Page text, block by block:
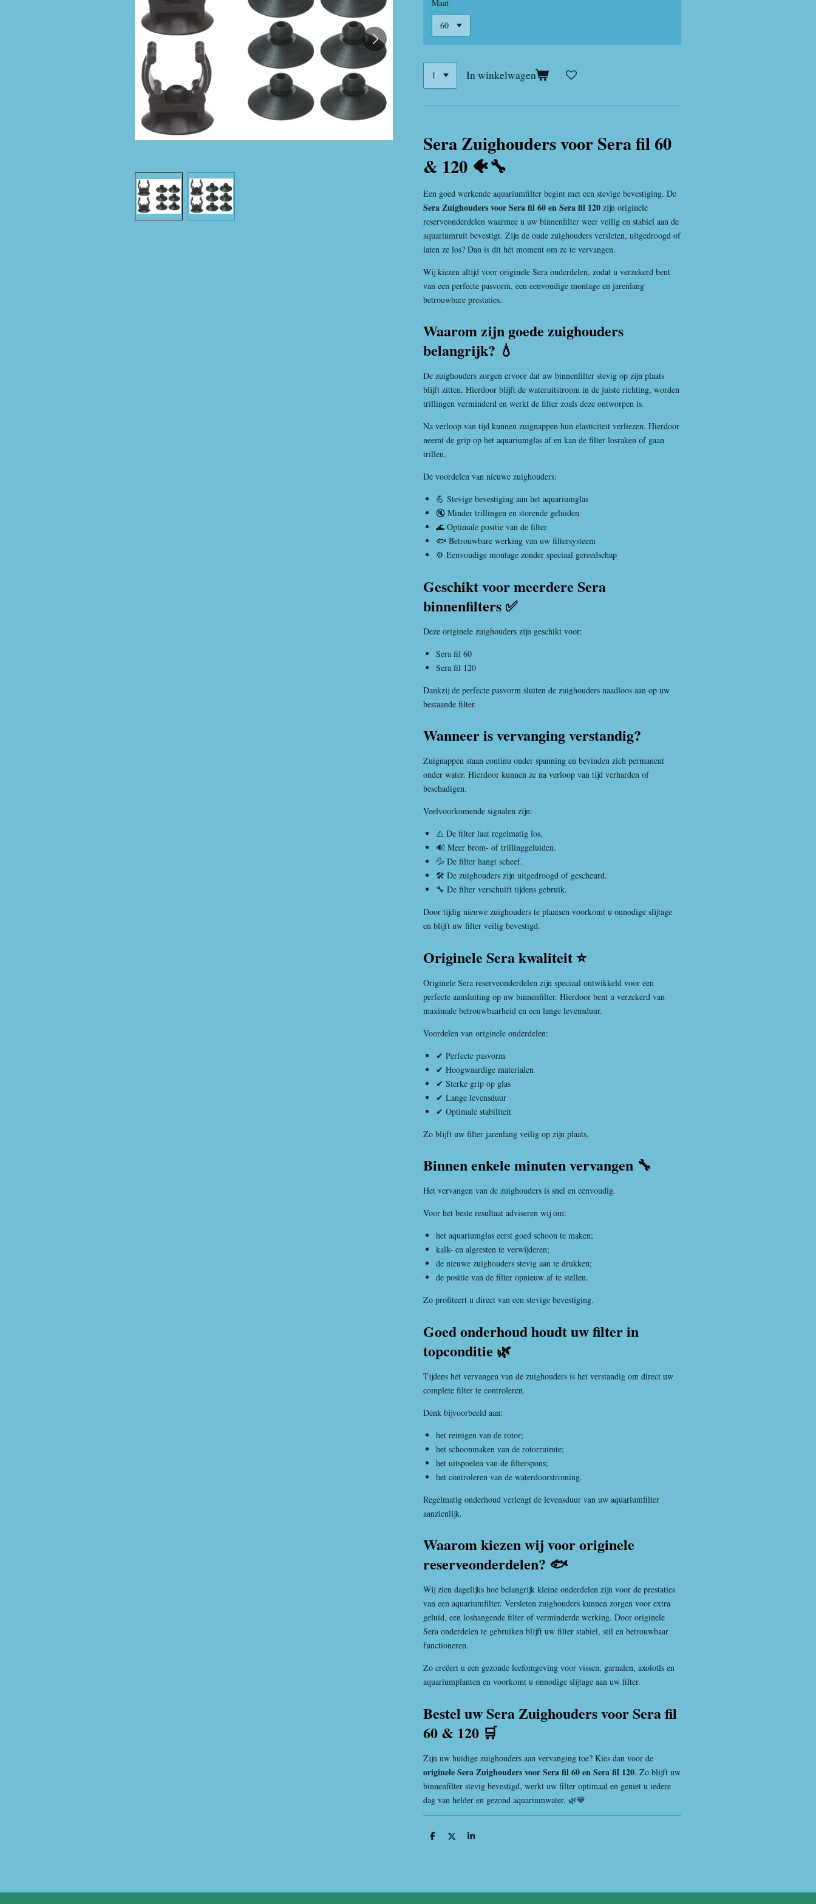
Maat
In winkelwagen
Sera Zuighouders voor Sera fil 60
& 120 🐠🔧
Een goed werkende aquariumfilter begint met een stevige bevestiging. De
Sera Zuighouders voor Sera fil 60 en Sera fil 120 zijn originele
reserveonderdelen waarmee u uw binnenfilter weer veilig en stabiel aan de
aquariumruit bevestigt. Zijn de oude zuighouders versleten, uitgedroogd of
laten ze los? Dan is dit hét moment om ze te vervangen.
Wij kiezen altijd voor originele Sera onderdelen, zodat u verzekerd bent
van een perfecte pasvorm, een eenvoudige montage en jarenlang
betrouwbare prestaties.
Waarom zijn goede zuighouders
belangrijk? 💧
De zuighouders zorgen ervoor dat uw binnenfilter stevig op zijn plaats
blijft zitten. Hierdoor blijft de wateruitstroom in de juiste richting, worden
trillingen verminderd en werkt de filter zoals deze ontworpen is.
Na verloop van tijd kunnen zuignappen hun elasticiteit verliezen. Hierdoor
neemt de grip op het aquariumglas af en kan de filter losraken of gaan
trillen.
De voordelen van nieuwe zuighouders:
💪 Stevige bevestiging aan het aquariumglas
🔇 Minder trillingen en storende geluiden
🌊 Optimale positie van de filter
🐟 Betrouwbare werking van uw filtersysteem
⚙️ Eenvoudige montage zonder speciaal gereedschap
Geschikt voor meerdere Sera
binnenfilters ✅
Deze originele zuighouders zijn geschikt voor:
Sera fil 60
Sera fil 120
Dankzij de perfecte pasvorm sluiten de zuighouders naadloos aan op uw
bestaande filter.
Wanneer is vervanging verstandig?
Zuignappen staan continu onder spanning en bevinden zich permanent
onder water. Hierdoor kunnen ze na verloop van tijd verharden of
beschadigen.
Veelvoorkomende signalen zijn:
⚠️ De filter laat regelmatig los.
🔊 Meer brom- of trillinggeluiden.
💦 De filter hangt scheef.
🛠️ De zuighouders zijn uitgedroogd of gescheurd.
🔧 De filter verschuift tijdens gebruik.
Door tijdig nieuwe zuighouders te plaatsen voorkomt u onnodige slijtage
en blijft uw filter veilig bevestigd.
Originele Sera kwaliteit ⭐
Originele Sera reserveonderdelen zijn speciaal ontwikkeld voor een
perfecte aansluiting op uw binnenfilter. Hierdoor bent u verzekerd van
maximale betrouwbaarheid en een lange levensduur.
Voordelen van originele onderdelen:
✔ Perfecte pasvorm
✔ Hoogwaardige materialen
✔ Sterke grip op glas
✔ Lange levensduur
✔ Optimale stabiliteit
Zo blijft uw filter jarenlang veilig op zijn plaats.
Binnen enkele minuten vervangen 🔧
Het vervangen van de zuighouders is snel en eenvoudig.
Voor het beste resultaat adviseren wij om:
het aquariumglas eerst goed schoon te maken;
kalk- en algresten te verwijderen;
de nieuwe zuighouders stevig aan te drukken;
de positie van de filter opnieuw af te stellen.
Zo profiteert u direct van een stevige bevestiging.
Goed onderhoud houdt uw filter in
topconditie 🌿
Tijdens het vervangen van de zuighouders is het verstandig om direct uw
complete filter te controleren.
Denk bijvoorbeeld aan:
het reinigen van de rotor;
het schoonmaken van de rotorruimte;
het uitspoelen van de filterspons;
het controleren van de waterdoorstroming.
Regelmatig onderhoud verlengt de levensduur van uw aquariumfilter
aanzienlijk.
Waarom kiezen wij voor originele
reserveonderdelen? 🐟
Wij zien dagelijks hoe belangrijk kleine onderdelen zijn voor de prestaties
van een aquariumfilter. Versleten zuighouders kunnen zorgen voor extra
geluid, een loshangende filter of verminderde werking. Door originele
Sera onderdelen te gebruiken blijft uw filter stabiel, stil en betrouwbaar
functioneren.
Zo creëert u een gezonde leefomgeving voor vissen, garnalen, axolotls en
aquariumplanten en voorkomt u onnodige slijtage aan uw filter.
Bestel uw Sera Zuighouders voor Sera fil
60 & 120 🛒
Zijn uw huidige zuighouders aan vervanging toe? Kies dan voor de
originele Sera Zuighouders voor Sera fil 60 en Sera fil 120. Zo blijft uw
binnenfilter stevig bevestigd, werkt uw filter optimaal en geniet u iedere
dag van helder en gezond aquariumwater. 🌿💙
D
D
S